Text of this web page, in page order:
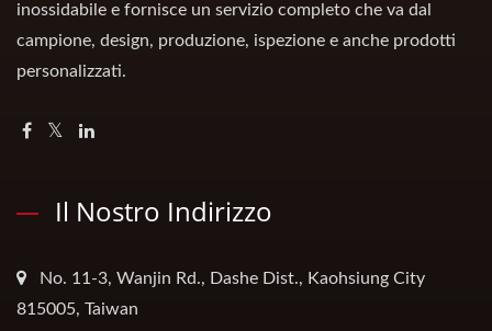
inossidabile e fornisce un servizio completo che va dal
campione, design, produzione, ispezione e anche prodotti
personalizzati.
Il Nostro Indirizzo
No. 11-3, Wanjin Rd., Dashe Dist., Kaohsiung City
815005, Taiwan